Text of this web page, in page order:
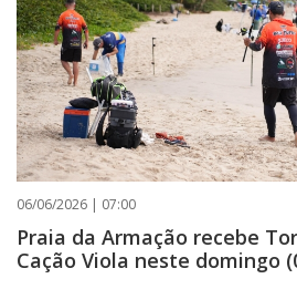
06/06/2026 | 07:00
Praia da Armação recebe
Cação Viola neste domingo